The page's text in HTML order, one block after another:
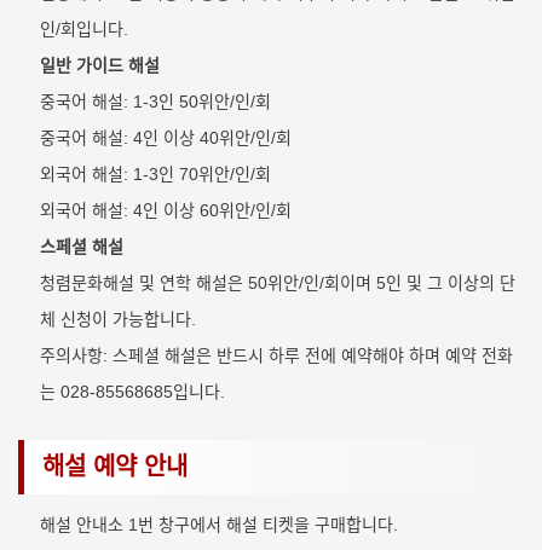
인/회입니다.
일반 가이드 해설
중국어 해설: 1-3인 50위안/인/회
중국어 해설: 4인 이상 40위안/인/회
외국어 해설: 1-3인 70위안/인/회
외국어 해설: 4인 이상 60위안/인/회
스페셜 해설
청렴문화해설 및 연학 해설은 50위안/인/회이며 5인 및 그 이상의 단
체 신청이 가능합니다.
주의사항: 스페셜 해설은 반드시 하루 전에 예약해야 하며 예약 전화
는 028-85568685입니다.
해설 예약 안내
해설 안내소 1번 창구에서 해설 티켓을 구매합니다.